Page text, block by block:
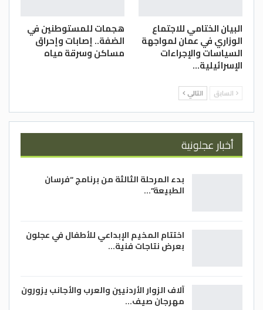
البيان الختامي للاجتماع
الوزاري في عمان لمواجهة
السياسات والإجراءات
الإسرائيلية…
هجمات للمستوطنين في
الضفة.. إصابات وإحراق
مساكن وسرقة مياه
السابق التالي
أخبار عجلونية
بدء المرحلة الثالثة من برنامج “فرسان
الطبيعة”…
اختتام المخيم الإبداعي للأطفال في عجلون
بعرض نتاجات فنية…
آلاف الزوار الأردنيين والعرب والأجانب يزورون
مهرجان صيف…